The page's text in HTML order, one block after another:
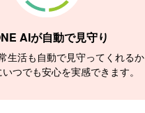
AIが自動で見守り
生活も自動で見守ってくれるか
つでも安心を実感できます。